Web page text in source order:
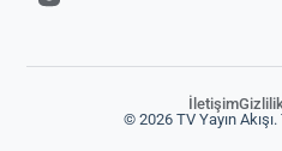
© 2026 TV Yayın Akışı.
İletişim